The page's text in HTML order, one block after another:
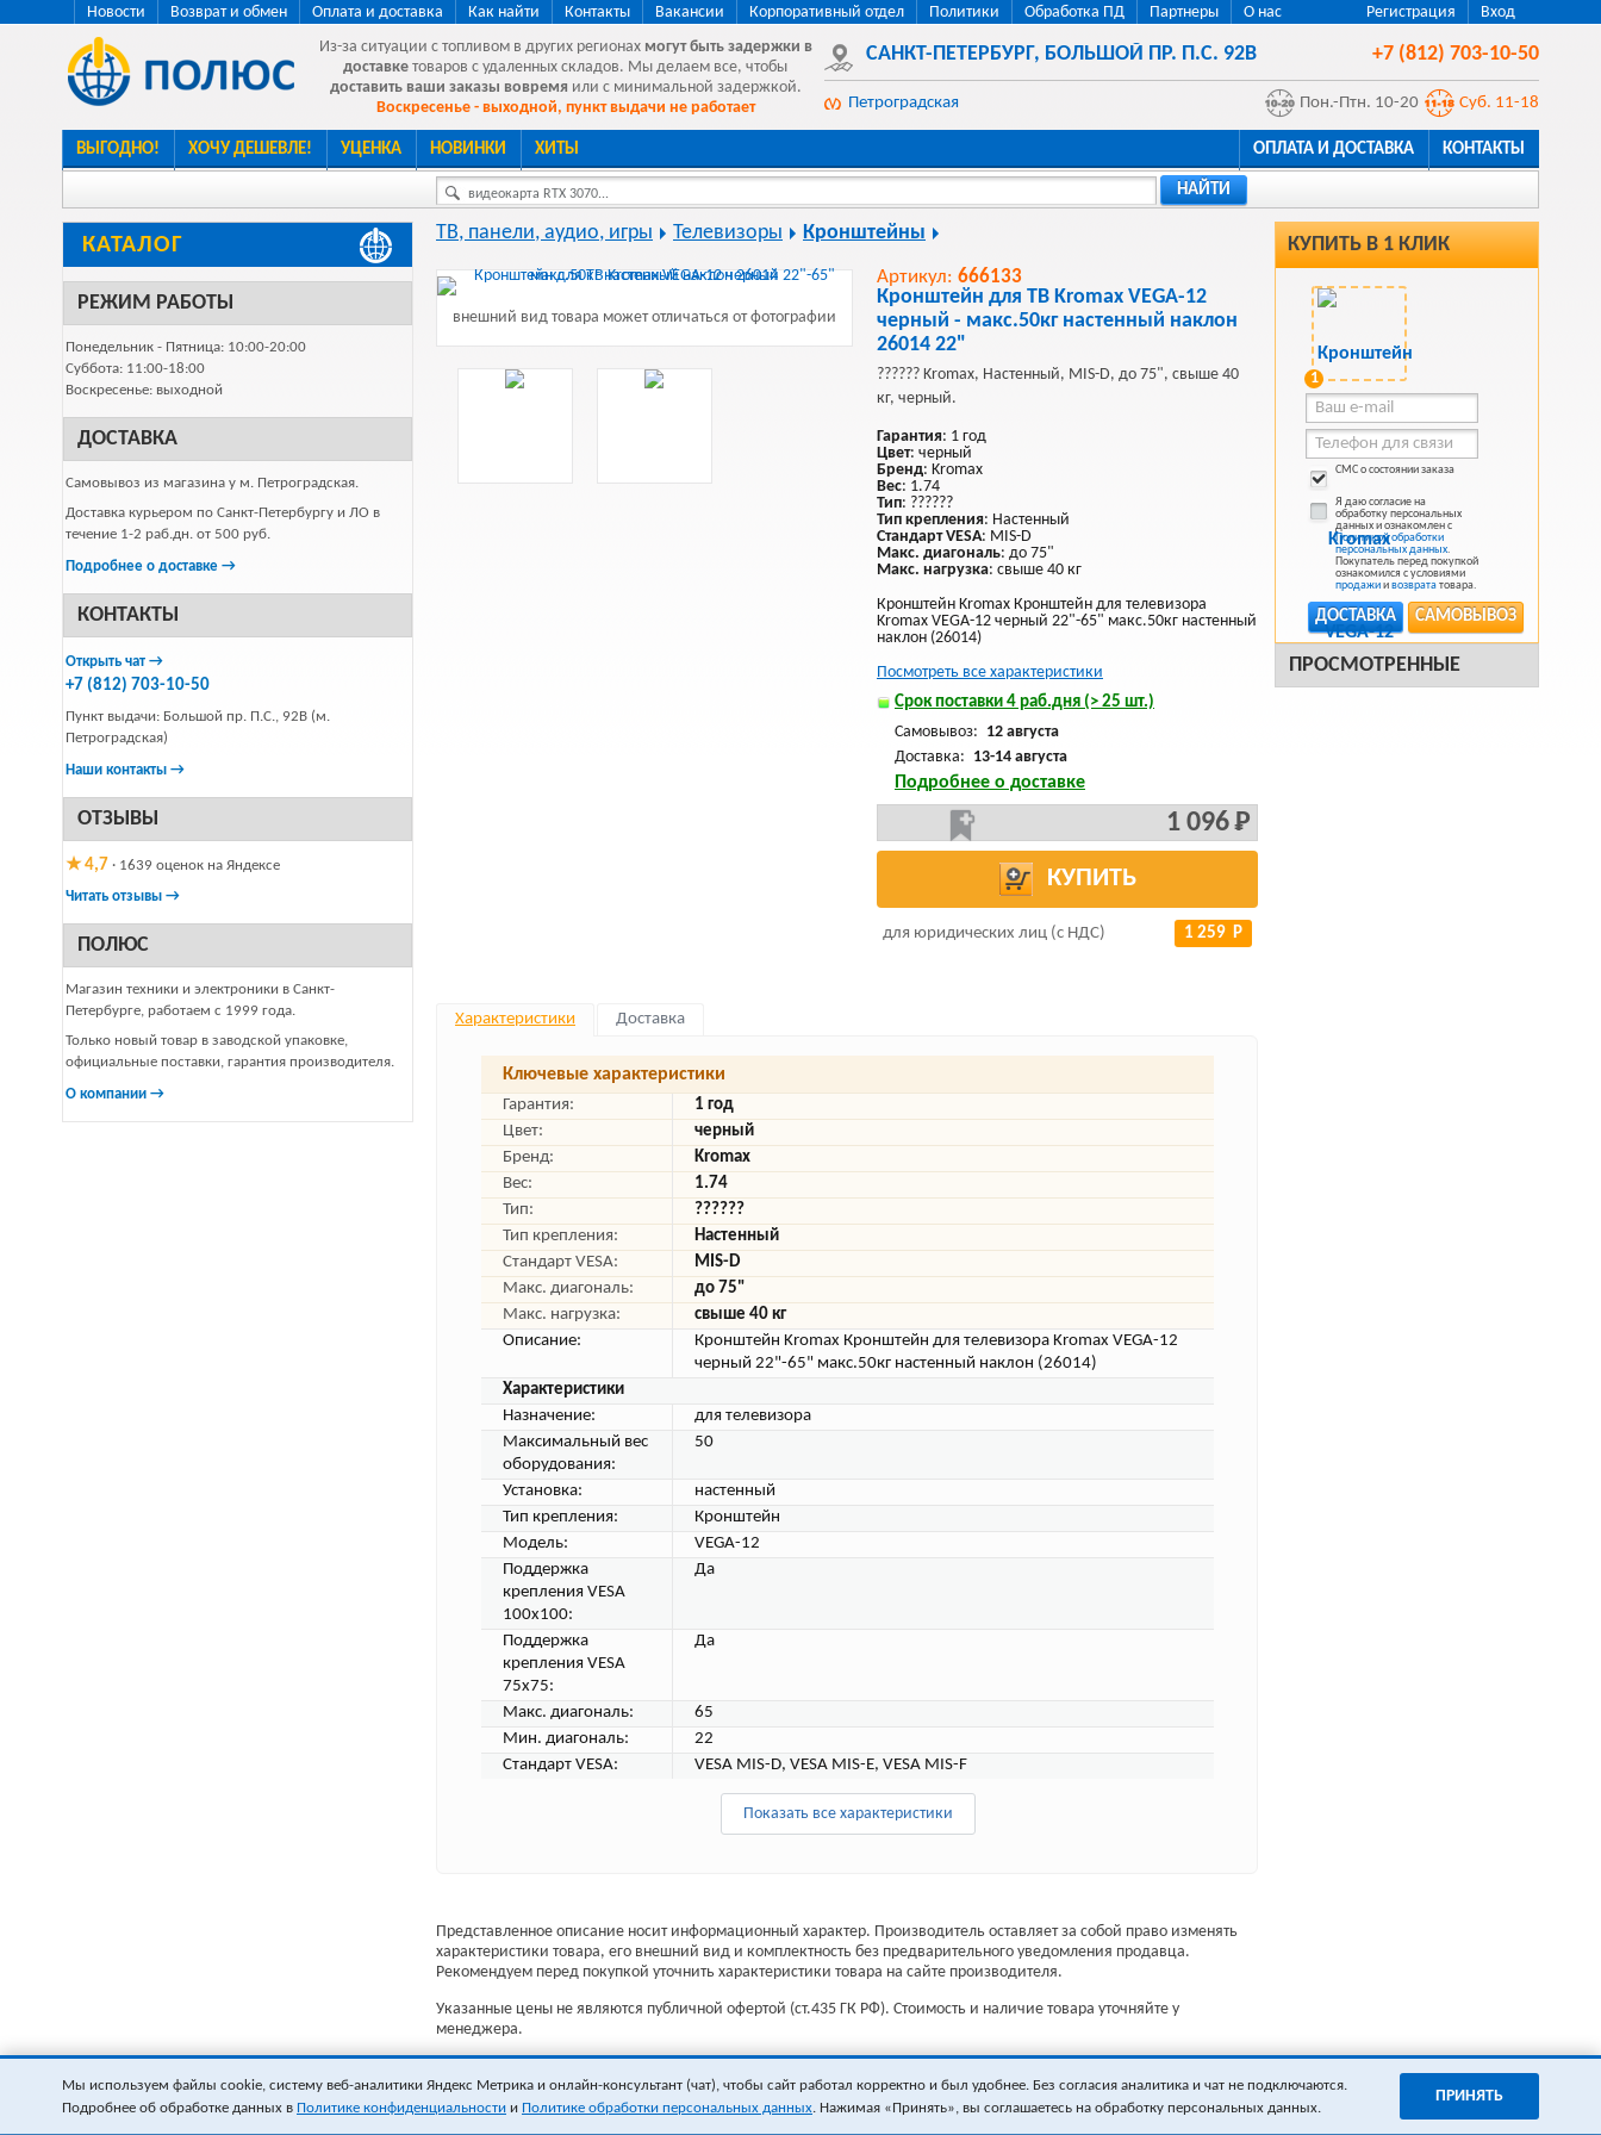
Регистрация Вход
Новости Возврат и обмен Оплата и доставка Как найти Контакты Вакансии Корпоративный отдел Политики Обработка ПД Партнеры
О нас
Из-за ситуации с топливом в других регионах могут быть задержки в
доставке товаров с удаленных складов. Мы делаем все, чтобы
доставить ваши заказы вовремя или с минимальной задержкой.
Воскресенье - выходной, пункт выдачи не работает
САНКТ-ПЕТЕРБУРГ, БОЛЬШОЙ ПР. П.С. 92В +7 (812) 703-10-50
Петроградская Пон.-Птн. 10-20 Суб. 11-18
ВЫГОДНО! ХОЧУ ДЕШЕВЛЕ! УЦЕНКА НОВИНКИ ХИТЫ ОПЛАТА И ДОСТАВКА КОНТАКТЫ
видеокарта RTX 3070... НАЙТИ
КАТАЛОГ
РЕЖИМ РАБОТЫ
Понедельник - Пятница: 10:00-20:00
Суббота: 11:00-18:00
Воскресенье: выходной
ДОСТАВКА
Самовывоз из магазина у м. Петроградская.
Доставка курьером по Санкт-Петербургу и ЛО в
течение 1-2 раб.дн. от 500 руб.
Подробнее о доставке →
КОНТАКТЫ
Открыть чат →
+7 (812) 703-10-50
Пункт выдачи: Большой пр. П.С., 92В (м.
Петроградская)
Наши контакты →
ОТЗЫВЫ
★ 4,7 · 1639 оценок на Яндексе
Читать отзывы →
ПОЛЮС
Магазин техники и электроники в Санкт-
Петербурге, работаем с 1999 года.
Только новый товар в заводской упаковке,
официальные поставки, гарантия производителя.
О компании →
КУПИТЬ В 1 КЛИК
1
СМС о состоянии заказа
Я даю согласие на
обработку персональных
данных и ознакомлен с
Политикой обработки
персональных данных.
Покупатель перед покупкой
ознакомился с условиями
продажиивозврататовара.
САМОВЫВОЗ
ДОСТАВКА
ПРОСМОТРЕННЫЕ
ТВ, панели, аудио, игры Телевизоры Кронштейны
внешний вид товара может отличаться от фотографии
Артикул: 666133
Кронштейн для ТВ Kromax VEGA-12
черный - макс.50кг настенный наклон
26014 22"
?????? Kromax, Настенный, MIS-D, до 75", свыше 40
кг, черный.
Гарантия: 1 год
Цвет: черный
Бренд: Kromax
Вес: 1.74
Тип: ??????
Тип крепления: Настенный
Стандарт VESA: MIS-D
Макс. диагональ: до 75"
Макс. нагрузка: свыше 40 кг
Кронштейн Kromax Кронштейн для телевизора
Kromax VEGA-12 черный 22"-65" макс.50кг настенный
наклон (26014)
Посмотреть все характеристики
Срок поставки 4 раб.дня (> 25 шт.)
Самовывоз: 12 августа
Доставка: 13-14 августа
Подробнее о доставке
1 096 Р
КУПИТЬ
для юридических лиц (с НДС) 1 259 Р
Характеристики Доставка
Ключевые характеристики
Гарантия:
1 год
Цвет:
черный
Бренд:
Kromax
Вес:
1.74
Тип:
??????
Тип крепления:
Настенный
Стандарт VESA:
MIS-D
Макс. диагональ:
до 75"
Макс. нагрузка:
свыше 40 кг
Описание:
Кронштейн Kromax Кронштейн для телевизора Kromax VEGA-12
черный 22"-65" макс.50кг настенный наклон (26014)
Характеристики
Назначение:
для телевизора
Максимальный вес
оборудования:
50
Установка:
настенный
Тип крепления:
Кронштейн
Модель:
VEGA-12
Поддержка
крепления VESA
100х100:
Да
Поддержка
крепления VESA
75х75:
Да
Макс. диагональ:
65
Мин. диагональ:
22
Стандарт VESA:
VESA MIS-D, VESA MIS-E, VESA MIS-F
Показать все характеристики
Представленное описание носит информационный характер. Производитель оставляет за собой право изменять
характеристики товара, его внешний вид и комплектность без предварительного уведомления продавца.
Рекомендуем перед покупкой уточнить характеристики товара на сайте производителя.
Указанные цены не являются публичной офертой (ст.435 ГК РФ). Стоимость и наличие товара уточняйте у
менеджера.
Мы используем файлы cookie, систему веб-аналитики Яндекс Метрика и онлайн-консультант (чат), чтобы сайт работал корректно и был удобнее. Без согласия аналитика и чат не подключаются.
Подробнее об обработке данных в Политике конфиденциальности и Политике обработки персональных данных . Нажимая «Принять», вы соглашаетесь на обработку персональных данных.
ПРИНЯТЬ